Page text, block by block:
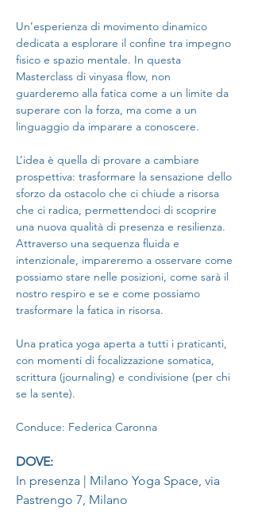
Un’esperienza di movimento dinamico
dedicata a esplorare il confine tra impegno
fisico e spazio mentale. In questa
Masterclass di vinyasa flow, non
guarderemo alla fatica come a un limite da
superare con la forza, ma come a un
linguaggio da imparare a conoscere.
L’idea è quella di provare a cambiare
prospettiva: trasformare la sensazione dello
sforzo da ostacolo che ci chiude a risorsa
che ci radica, permettendoci di scoprire
una nuova qualità di presenza e resilienza.
Attraverso una sequenza fluida e
intenzionale, impareremo a osservare come
possiamo stare nelle posizioni, come sarà il
nostro respiro e se e come possiamo
trasformare la fatica in risorsa.
Una pratica yoga aperta a tutti i praticanti,
con momenti di focalizzazione somatica,
scrittura (journaling) e condivisione (per chi
se la sente).
Conduce: Federica Caronna
DOVE:
In presenza | Milano Yoga Space, via
Pastrengo 7, Milano